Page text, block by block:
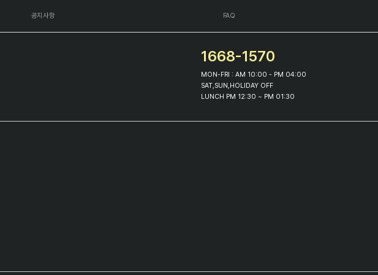
공지사항 FAQ
1668-1570
MON-FRI : AM 10:00 - PM 04:00
SAT,SUN,HOLIDAY OFF
LUNCH PM 12:30 ~ PM 01:30